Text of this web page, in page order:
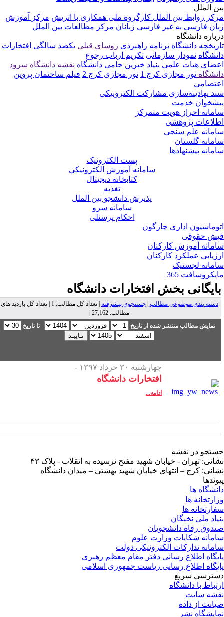
الملل
روابط بین الملل کارگروه ملی همکاری با اتریش مرکز آموزش
فارسی به غیر فارسی زبانان مرکز مطالعات بین الملل
دانشگاه
دانشگاه برنامه راهبردی روسای قبلی یکصد سالگی افتخارات
نمودار سازمانی تکریم ارباب رجوع
هیات علمی بنیاد خیرین حامی دانشگاه نقشه دانشگاه سرود
تور مجازی کرج 1 تور مجازی کرج 2
فیلم ساختمان پروین
نهادینه‌سازی مشارکت الکترونیکی
خدمت
احراز هویت متمرکز
پژوهشی
علم سنجی
گلستان
پیشنهادها
پست الکترونیک
سامانه آموزش الکترونیکی
کتابخانه دیجیتال
تغذیه
پذیرش دانشجو بین الملل
سامانه سرو
احکام پرسنلی
اداری چارگون
حقوقی
آموزش کارکنان
عملکرد کارکنان
لجستیک
365
بخشافتخارات دانشگاه
دسته بندی موضوعی مطالب|جستجوی پیشرفته
| تعداد کل مطالب: 1 | تعداد کل بازدید های
مطالب: 27,162 |
نمایش مطالب منتشر شده از تاریخ
تا تاریخ
چهارشنبه ۳۰ خرداد ۱۳۹۷ -
افتخارات دانشگاه
ادامه...
در نقشه
تهران - خیابان شهید مفتح نرسیده به انقلاب - پلاک ۴۳
کرج – انتهای خیابان شهید بهشتی – میدان دانشگاه
ها
ها
ها
ملی نخبگان
رفاه دانشجویان
شکایات وزارت علوم
تدارکات الکترونیکی دولت
اطلاع رسانی دفتر مقام معظم رهبری
اطلاع رسانی ریاست جمهوری اسلامی
سریع
با دانشگاه
سایت
از داده
نشر